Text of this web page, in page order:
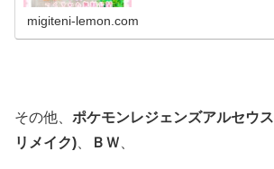
migiteni-lemon.com
その他、 ポケモンレジェンズアルセウス
リメイク)
ＢＷ